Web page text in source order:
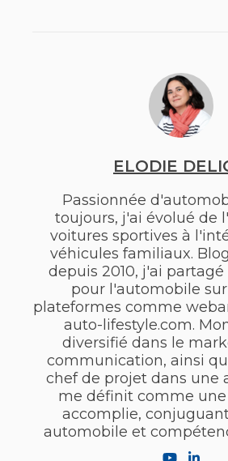
ELODIE
Passionnée
toujours, j'ai évolué de
voitures sportives à
véhicules familiaux.
depuis 2010, j'ai
pour l'automobile
plateformes comme
auto-lifestyle.com.
diversifié dans le
communication, ainsi
chef de projet dans une
me définit comme
accomplie,
automobile et